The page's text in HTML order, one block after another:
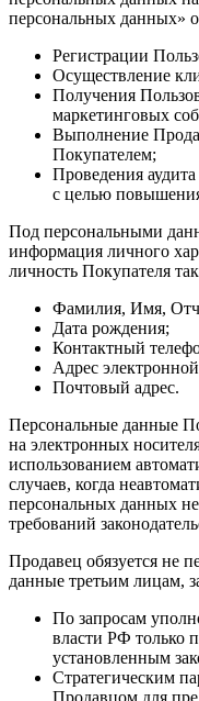
персональных данных»
Регистрации
Осуществление
Получения
маркетинговых
Выполнение
Покупателем;
Проведения
с целью повышения
Под персональными
информация личного
личность Покупателя
Фамилия, Имя,
Дата рождения;
Контактный
Адрес
Почтовый адрес.
Персональные данные
на электронных
использованием
случаев, когда
персональных данных
требований
Продавец обязуется не
данные третьим лицам,
По запросам
власти РФ только
установленным
Стратегическим